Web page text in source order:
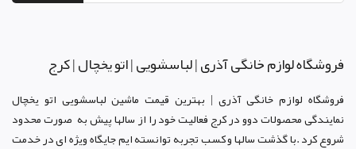
فروشگاه لوازم خانگی آذری | لباسشویی | اتو یخچال | کرج
فروشگاه لوازم خانگی آذری | بهترین قیمت ماشین لباسشویی اتو یخچال
نمایندگی محصولات دوو در کرجفعالیت خود را از سالها پیش به صورت محدود
شروع کرد .با گذشت سالها و کسب تجربه توانسته ایم جایگاه ویژه ای در خدمت